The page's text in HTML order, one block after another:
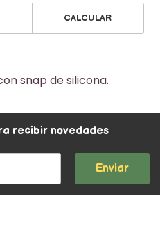
CALCULAR
snap de silicona.
recibir novedades
Enviar